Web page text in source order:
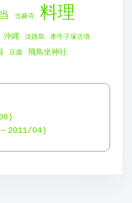
当麻寺 料理
沖縄 淡路島 牽牛子塚古墳
豆腐 飛鳥坐神社
2011/04)